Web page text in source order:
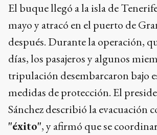
El buque llegó a la isla de
mayo y atracó en el puerto de
después. Durante la operación,
días, los pasajeros y algunos
tripulación desembarcaron bajo
medidas de protección. El
Sánchez describió la evacuación
"éxito", y afirmó que se